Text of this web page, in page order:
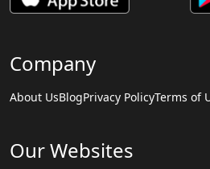
Company
About UsBlogPrivacy PolicyTerms of
Our Websites